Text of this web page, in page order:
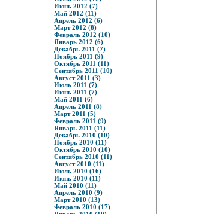
Июнь 2012 (7)
Май 2012 (11)
Апрель 2012 (6)
Март 2012 (8)
Февраль 2012 (10)
Январь 2012 (6)
Декабрь 2011 (7)
Ноябрь 2011 (9)
Октябрь 2011 (11)
Сентябрь 2011 (10)
Август 2011 (3)
Июль 2011 (7)
Июнь 2011 (7)
Май 2011 (6)
Апрель 2011 (8)
Март 2011 (5)
Февраль 2011 (9)
Январь 2011 (11)
Декабрь 2010 (10)
Ноябрь 2010 (11)
Октябрь 2010 (10)
Сентябрь 2010 (11)
Август 2010 (11)
Июль 2010 (16)
Июнь 2010 (11)
Май 2010 (11)
Апрель 2010 (9)
Март 2010 (13)
Февраль 2010 (17)